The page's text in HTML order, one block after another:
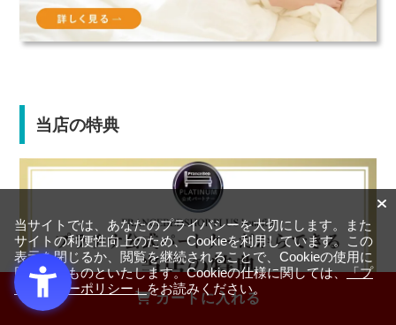
カートに入れる
当店の特典
当サイトでは、あなたのプライバシーを大切にします。また
サイトの利便性向上のため、Cookieを利用しています。この
表示を閉じるか、閲覧を継続されることで、Cookieの使用に
同意するものといたします。Cookieの仕様に関しては、「プ
ライバシーポリシー」をお読みください。